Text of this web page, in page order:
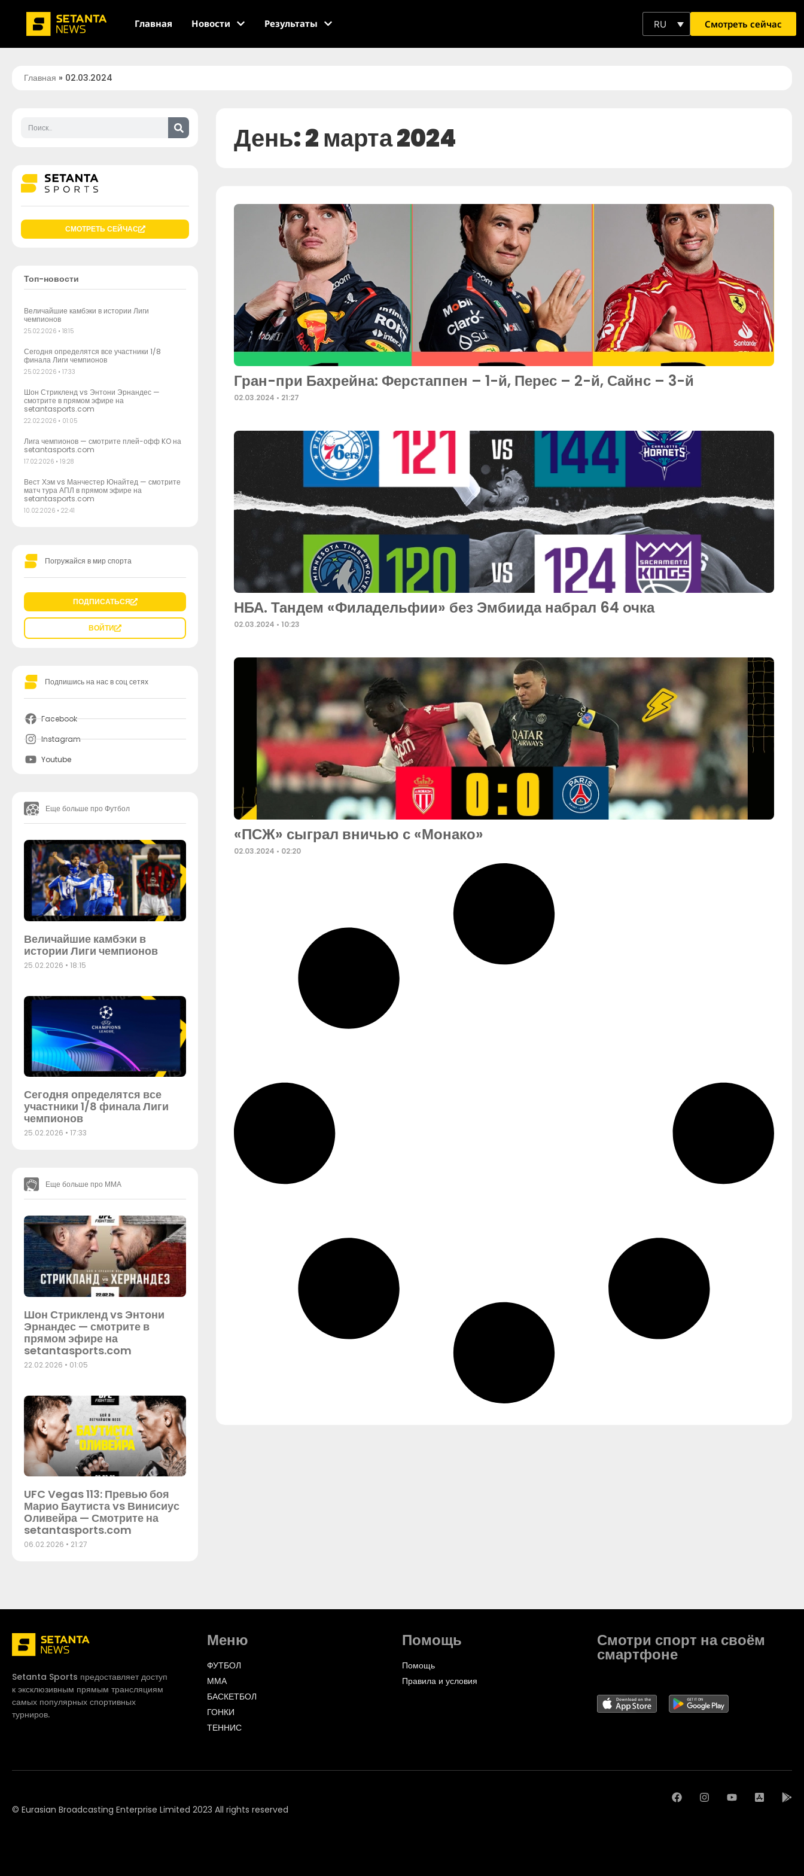
Главная Новости Результаты RU Смотреть сейчас
Главная » 02.03.2024
СМОТРЕТЬ СЕЙЧАС
Топ-новости
Величайшие камбэки в истории Лиги
чемпионов
25.02.2026 18:15
Сегодня определятся все участники 1/8
финала Лиги чемпионов
25.02.2026 17:33
Шон Стрикленд vs Энтони Эрнандес —
смотрите в прямом эфире на
setantasports.com
22.02.2026 01:05
Лига чемпионов — смотрите плей-офф KO на
setantasports.com
17.02.2026 19:28
Вест Хэм vs Манчестер Юнайтед — смотрите
матч тура АПЛ в прямом эфире на
setantasports.com
10.02.2026 22:41
Погружайся в мир спорта
ПОДПИСАТЬСЯ
ВОЙТИ
Подпишись на нас в соц сетях
Facebook
Instagram
Youtube
Еще больше про Футбол
Величайшие камбэки в
истории Лиги чемпионов
25.02.2026 18:15
Сегодня определятся все
участники 1/8 финала Лиги
чемпионов
25.02.2026 17:33
Еще больше про ММА
Шон Стрикленд vs Энтони
Эрнандес — смотрите в
прямом эфире на
setantasports.com
22.02.2026 01:05
UFC Vegas 113: Превью боя
Марио Баутиста vs Винисиус
Оливейра — Смотрите на
setantasports.com
06.02.2026 21:27
День: 2 марта 2024
Гран-при Бахрейна: Ферстаппен – 1-й, Перес – 2-й, Сайнс – 3-й
02.03.2024 21:27
НБА. Тандем «Филадельфии» без Эмбиида набрал 64 очка
02.03.2024 10:23
«ПСЖ» сыграл вничью с «Монако»
02.03.2024 02:20
Setanta Sports предоставляет доступ
к эксклюзивным прямым трансляциям
самых популярных спортивных
турниров.
Меню
ФУТБОЛ
ММА
БАСКЕТБОЛ
ГОНКИ
ТЕННИС
Помощь
Помощь
Правила и условия
Смотри спорт на своём
смартфоне
© Eurasian Broadcasting Enterprise Limited 2023 All rights reserved